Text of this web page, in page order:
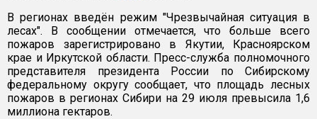
В регионах введён режим "Чрезвычайная ситуация в
лесах". В сообщении отмечается, что больше всего
пожаров зарегистрировано в Якутии, Красноярском
крае и Иркутской области. Пресс-служба полномочного
представителя президента России по Сибирскому
федеральному округу сообщает, что площадь лесных
пожаров в регионах Сибири на 29 июля превысила 1,6
миллиона гектаров.